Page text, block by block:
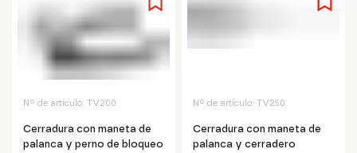
Nº de artículo: TV200
Cerradura con maneta de
palanca y perno de bloqueo
Nº de artículo: TV250
Cerradura con maneta de
palanca y cerradero